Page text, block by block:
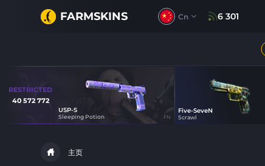
FARMSKINS Cn 6 301
RESTRICTED
40 572 772
USP-S
Sleeping Potion FN
29
Five-SeveN
Scrawl
主页